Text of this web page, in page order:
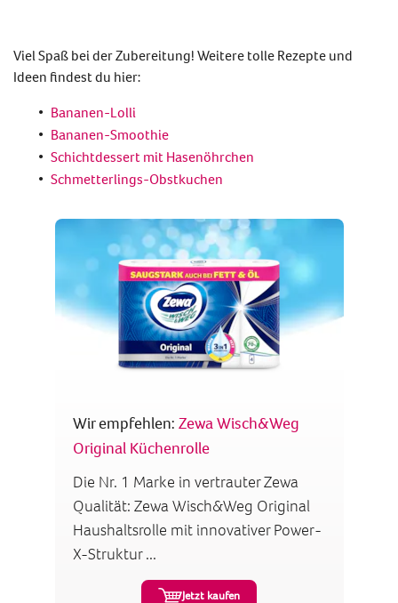
Wir empfehlen: Zewa Wisch&Weg
Original Küchenrolle
Die Nr. 1 Marke in vertrauter Zewa
Qualität: Zewa Wisch&Weg Original
Haushaltsrolle mit innovativer Power-
X-Struktur ...
Jetzt kaufen
Viel Spaß bei der Zubereitung! Weitere tolle Rezepte und
Ideen findest du hier:
Bananen-Lolli
Bananen-Smoothie
Schichtdessert mit Hasenöhrchen
Schmetterlings-Obstkuchen